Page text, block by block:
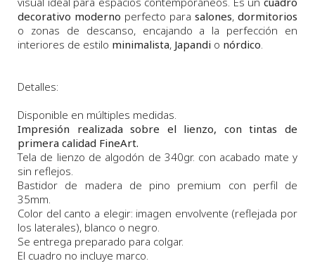
decorativo moderno perfecto para salones, dormitorios
o zonas de descanso, encajando a la perfección en
interiores de estilo minimalista, Japandi o nórdico
Detalles:
Disponible en múltiples medidas.
Impresión realizada sobre el lienzo, con tintas de
primera calidad FineArt.
Tela de lienzo de algodón de 340gr. con acabado mate y
sin reflejos.
Bastidor de madera de pino premium con perfil de
35mm.
Color del canto a elegir: imagen envolvente (reflejada por
los laterales), blanco o negro.
Se entrega preparado para colgar.
El cuadro no incluye marco.